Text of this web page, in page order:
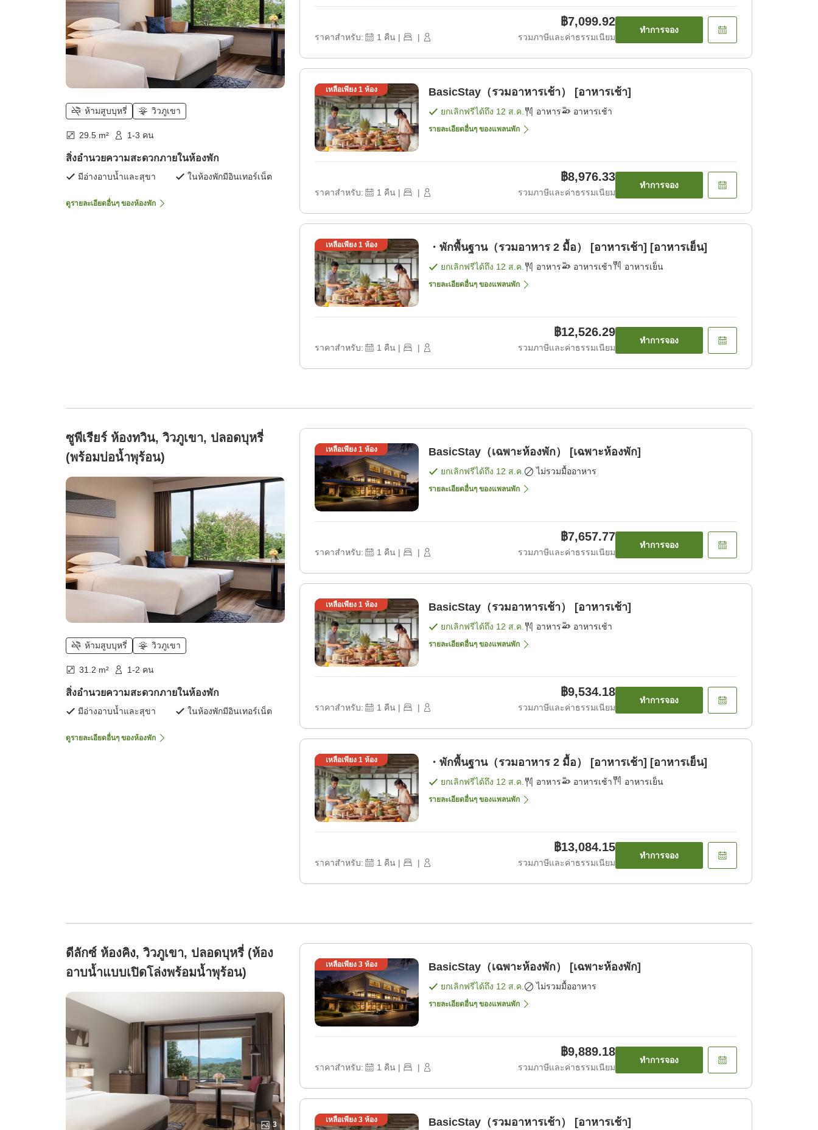
ห้ามสูบบุหรี่ วิวภูเขา
29.5 m² 1-3 คน
สิ่งอำนวยความสะดวกภายในห้องพัก
มีอ่างอาบน้ำและสุขา ในห้องพักมีอินเทอร์เน็ต
ดูรายละเอียดอื่นๆ ของห้องพัก
ราคาสำหรับ: 1 คืน | |
฿7,099.92
รวมภาษีและค่าธรรมเนียม
ทำการจอง
เหลือเพียง 1ห้อง BasicStay（รวมอาหารเช้า） [อาหารเช้า]
ยกเลิกฟรีได้ถึง 12 ส.ค. อาหาร อาหารเช้า
รายละเอียดอื่นๆ ของแพลนพัก
ราคาสำหรับ: 1 คืน | |
฿8,976.33
รวมภาษีและค่าธรรมเนียม
ทำการจอง
เหลือเพียง 1ห้อง ・พักพื้นฐาน（รวมอาหาร 2 มื้อ） [อาหารเช้า] [อาหารเย็น]
ยกเลิกฟรีได้ถึง 12 ส.ค. อาหาร อาหารเช้า อาหารเย็น
รายละเอียดอื่นๆ ของแพลนพัก
ราคาสำหรับ: 1 คืน | |
฿12,526.29
รวมภาษีและค่าธรรมเนียม
ทำการจอง
ซูพีเรียร์ ห้องทวิน, วิวภูเขา, ปลอดบุหรี่
(พร้อมบ่อน้ำพุร้อน)
ห้ามสูบบุหรี่ วิวภูเขา
31.2 m² 1-2 คน
สิ่งอำนวยความสะดวกภายในห้องพัก
มีอ่างอาบน้ำและสุขา ในห้องพักมีอินเทอร์เน็ต
ดูรายละเอียดอื่นๆ ของห้องพัก
เหลือเพียง 1ห้อง BasicStay（เฉพาะห้องพัก） [เฉพาะห้องพัก]
ยกเลิกฟรีได้ถึง 12 ส.ค. ไม่รวมมื้ออาหาร
รายละเอียดอื่นๆ ของแพลนพัก
ราคาสำหรับ: 1 คืน | |
฿7,657.77
รวมภาษีและค่าธรรมเนียม
ทำการจอง
เหลือเพียง 1ห้อง BasicStay（รวมอาหารเช้า） [อาหารเช้า]
ยกเลิกฟรีได้ถึง 12 ส.ค. อาหาร อาหารเช้า
รายละเอียดอื่นๆ ของแพลนพัก
ราคาสำหรับ: 1 คืน | |
฿9,534.18
รวมภาษีและค่าธรรมเนียม
ทำการจอง
เหลือเพียง 1ห้อง ・พักพื้นฐาน（รวมอาหาร 2 มื้อ） [อาหารเช้า] [อาหารเย็น]
ยกเลิกฟรีได้ถึง 12 ส.ค. อาหาร อาหารเช้า อาหารเย็น
รายละเอียดอื่นๆ ของแพลนพัก
ราคาสำหรับ: 1 คืน | |
฿13,084.15
รวมภาษีและค่าธรรมเนียม
ทำการจอง
ดีลักซ์ ห้องคิง, วิวภูเขา, ปลอดบุหรี่ (ห้อง
อาบน้ำแบบเปิดโล่งพร้อมน้ำพุร้อน)
3
เหลือเพียง 3ห้อง BasicStay（เฉพาะห้องพัก） [เฉพาะห้องพัก]
ยกเลิกฟรีได้ถึง 12 ส.ค. ไม่รวมมื้ออาหาร
รายละเอียดอื่นๆ ของแพลนพัก
ราคาสำหรับ: 1 คืน | |
฿9,889.18
รวมภาษีและค่าธรรมเนียม
ทำการจอง
เหลือเพียง 3ห้อง BasicStay（รวมอาหารเช้า） [อาหารเช้า]